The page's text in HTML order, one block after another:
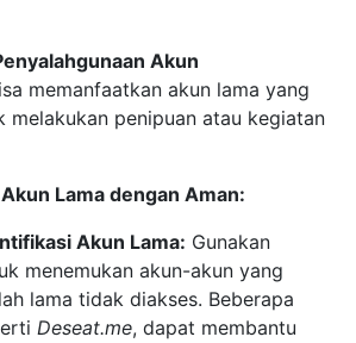
Akun
memanfaatkan akun lama yang
melakukan penipuan atau kegiatan
Lama dengan Aman:
Akun Lama: Gunakan
menemukan akun-akun yang
lama tidak diakses. Beberapa
Deseat.me, dapat membantu